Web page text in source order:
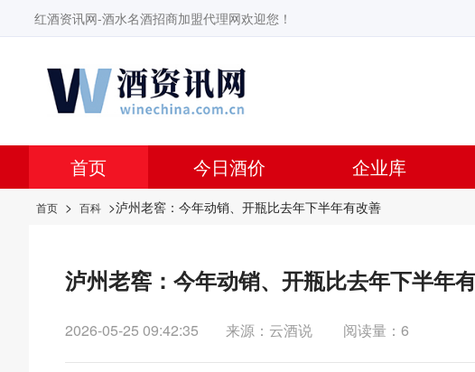
红酒资讯网-酒水名酒招商加盟代理网欢迎您！
首页 今日酒价 企业库
首页 > 百科 >泸州老窖：今年动销、开瓶比去年下半年有改善
泸州老窖：今年动销、开瓶比去年下半年
2026-05-25 09:42:35 来源：云酒说 阅读量：6